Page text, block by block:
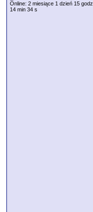
Online: 2 miesiące 1 dzień 15 godz
14 min 34 s